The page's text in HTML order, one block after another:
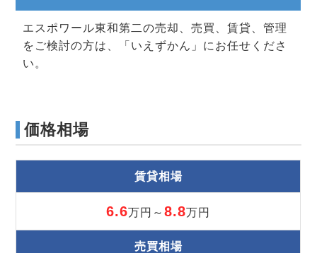
エスポワール東和第二の売却、売買、賃貸、管理
をご検討の方は、「いえずかん」にお任せくださ
い。
価格相場
賃貸相場
6.6万円～8.8万円
売買相場